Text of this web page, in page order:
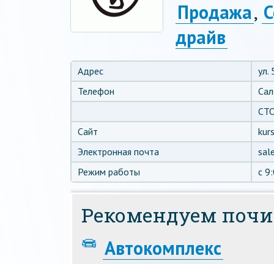
Продажа,
драйв
Адрес
ул.
Телефон
Сайт
Электронная почта
Режим работы
c
Рекомендуем
Автокомплекс